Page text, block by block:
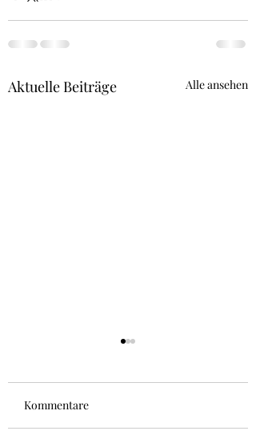
Aktuelle Beiträge Alle ansehen
Kommentare